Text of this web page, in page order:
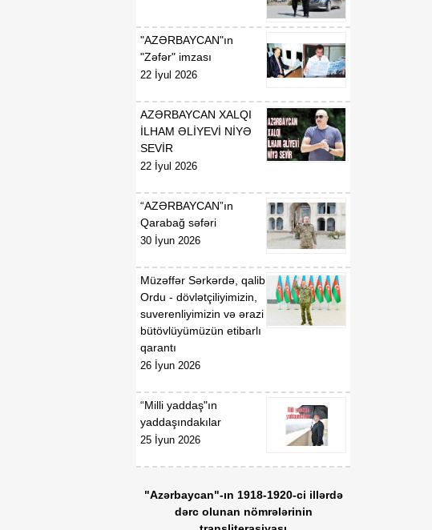
Azərbaycan
diplomatiyasının növbəti
zəfəri idi
18:23
Tarixi Vaşinqton görüşü:
ABŞ-Azərbaycan
əlaqələrində və Cənubi
Qafqazın sülh
mərhələ
18:22
07 Avqust
Xarici ölkələrin informasiya
şəbəkələrinə hücumlar
edən şəxslər saxlanılıblar
18:20
07 Avqust
Heyvan kəsimi
məntəqələrində
monitorinqlər aparılıb
18:18
07 Avqust
texnologiyalar dilin
qarşısında aciz qala bilər
07 Avqust
Azərbaycan müxtəlif
geosiyasi məkanlar
imkanları olan dövlət
mövqeyini gücləndirir
17:55
07 Avqust
"AZƏRBAYCAN"ın
"Zəfər" imzası
22 İyul 2026
AZƏRBAYCAN XALQI
İLHAM ƏLİYEVİ NİYƏ
SEVİR
22 İyul 2026
“AZƏRBAYCAN”ın
Qarabağ səfəri
30 İyun 2026
Müzəffər Sərkərdə, qalib
Ordu - dövlətçiliyimizin,
suverenliyimizin və ərazi
bütövlüyümüzün etibarlı
qarantı
26 İyun 2026
“Milli yaddaş"ın
yaddaşındakılar
25 İyun 2026
"Azərbaycan"-ın 1918-1920-ci illərdə
dərc olunan nömrələrinin